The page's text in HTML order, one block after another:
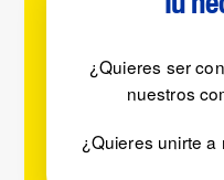
¿Quieres ser
nuestros
¿Quieres unirte